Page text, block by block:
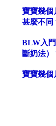
寶寶幾個
甚麼不同
BLW入
斷奶法）
寶寶幾個